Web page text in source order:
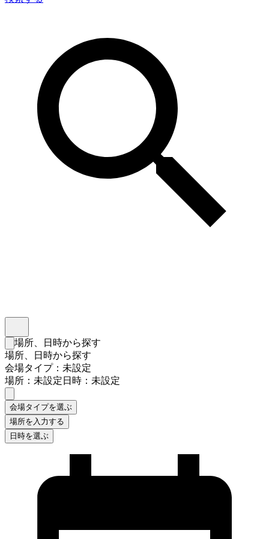
検索フォームを閉じる
場所、日時から探す
場所、日時から探す
会場タイプ：未設定
場所：未設定日時：未設定
会場タイプを選ぶ
場所を入力する
日時を選ぶ